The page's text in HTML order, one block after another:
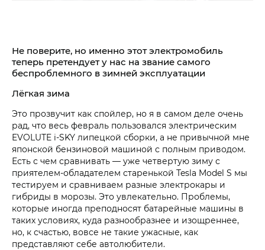
Не поверите, но именно этот электромобиль
теперь претендует у нас на звание самого
беспроблемного в зимней эксплуатации
Лёгкая зима
Это прозвучит как спойлер, но я в самом деле очень
рад, что весь февраль пользовался электрическим
EVOLUTE i‑SKY липецкой сборки, а не привычной мне
японской бензиновой машиной с полным приводом.
Есть с чем сравнивать — уже четвертую зиму с
приятелем-обладателем старенькой Tesla Model S мы
тестируем и сравниваем разные электрокары и
гибриды в морозы. Это увлекательно. Проблемы,
которые иногда преподносят батарейные машины в
таких условиях, куда разнообразнее и изощреннее,
но, к счастью, вовсе не такие ужасные, как
представляют себе автолюбители.